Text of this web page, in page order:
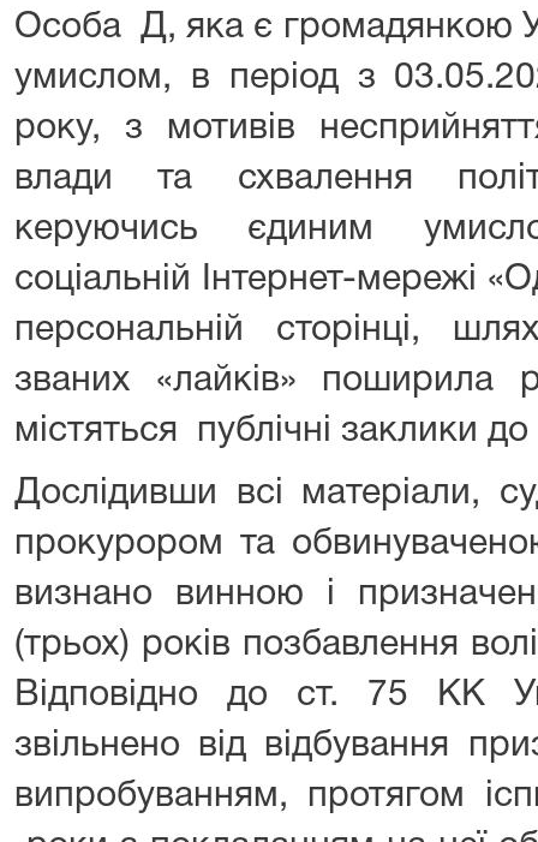
Особа Д, яка є громадянкою
умислом, в період з
року, з мотивів
влади та схвалення
керуючись єдиним
соціальній Інтернет-мережі
персональній сторінці,
званих «лайків» поширила
містяться публічні заклики до
Дослідивши всі матеріали,
прокурором та
визнано винною і
(трьох) років позбавлення
Відповідно до ст. 75 КК
звільнено від відбування
випробуванням, протягом